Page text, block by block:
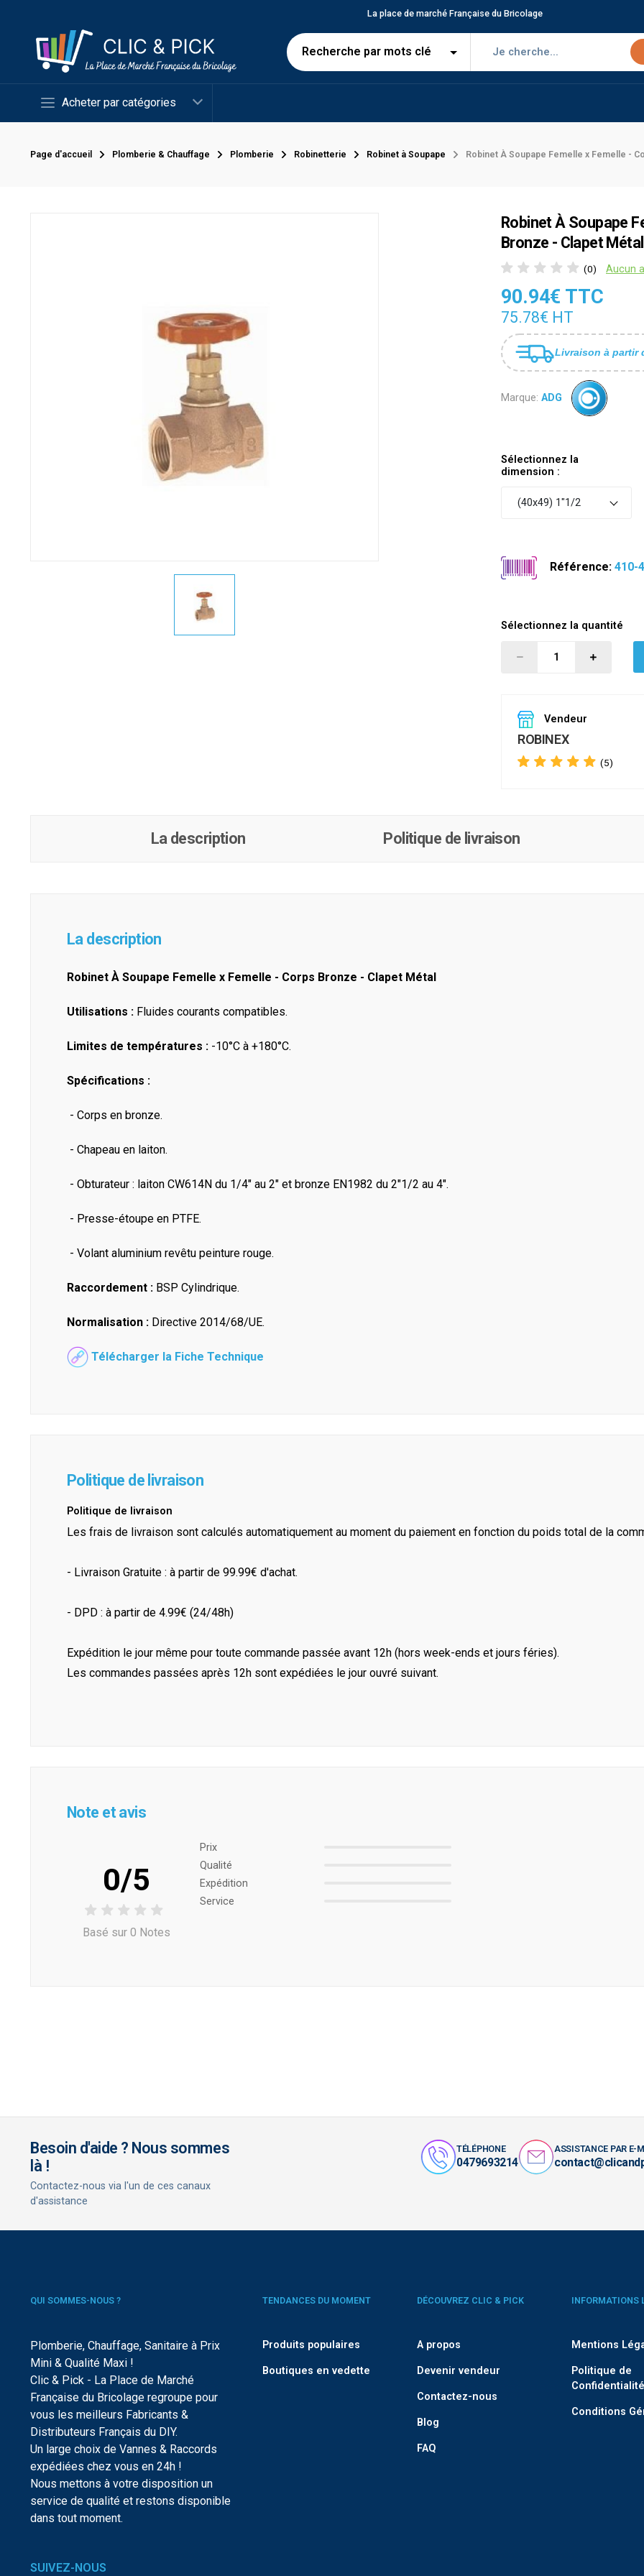
La place de marché Française du Bricolage
Acheter par catégories
Page d'accueil Plomberie & Chauffage Plomberie Robinetterie Robinet à Soupape Robinet À Soupape Femelle x Femelle -
Robinet À Soupape
Bronze - Clapet Métal
(0) Aucun
90.94€ TTC
75.78€ HT
Livraison à partir
Marque: ADG
Sélectionnez la
dimension :
(40x49) 1"1/2
Référence:410-
Sélectionnez la quantité
Vendeur
ROBINEX
(5)
La description Politique de livraison
La description
Robinet À Soupape Femelle x Femelle - Corps Bronze - Clapet Métal
Utilisations : Fluides courants compatibles.
Limites de températures : -10°C à +180°C.
Spécifications :
- Corps en bronze.
- Chapeau en laiton.
- Obturateur : laiton CW614N du 1/4" au 2" et bronze EN1982 du 2"1/2 au 4".
- Presse-étoupe en PTFE.
- Volant aluminium revêtu peinture rouge.
Raccordement : BSP Cylindrique.
Normalisation : Directive 2014/68/UE.
Télécharger la Fiche Technique
Politique de livraison
Politique de livraison
Les frais de livraison sont calculés automatiquement au moment du paiement en fonction du poids total de la
- Livraison Gratuite : à partir de 99.99€ d'achat.
- DPD : à partir de 4.99€ (24/48h)
Expédition le jour même pour toute commande passée avant 12h (hors week-ends et jours féries).
Les commandes passées après 12h sont expédiées le jour ouvré suivant.
Note et avis
0/5
Basé sur 0 Notes
Prix ​​
Qualité
Expédition
Service
Besoin d'aide ? Nous sommes
là !
Contactez-nous via l'un de ces canaux
d'assistance
TÉLÉPHONE
0479693214
ASSISTANCE PAR E-
QUI SOMMES-NOUS ?
Plomberie, Chauffage, Sanitaire à Prix
Mini & Qualité Maxi !
Clic & Pick - La Place de Marché
Française du Bricolage regroupe pour
vous les meilleurs Fabricants &
Distributeurs Français du DIY.
Un large choix de Vannes & Raccords
expédiées chez vous en 24h !
Nous mettons à votre disposition un
service de qualité et restons disponible
dans tout moment.
TENDANCES DU MOMENT
Produits populaires
Boutiques en vedette
DÉCOUVREZ CLIC & PICK
A propos
Devenir vendeur
Contactez-nous
Blog
FAQ
INFORMATIONS
Mentions
Politique de
Confidentialité
Conditions
SUIVEZ-NOUS